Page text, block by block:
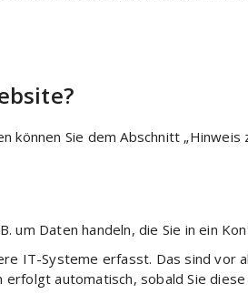
Sie dem Abschnitt „Hinweis
um Daten handeln, die Sie in ein
IT-Systeme erfasst. Das sind vor
automatisch, sobald Sie